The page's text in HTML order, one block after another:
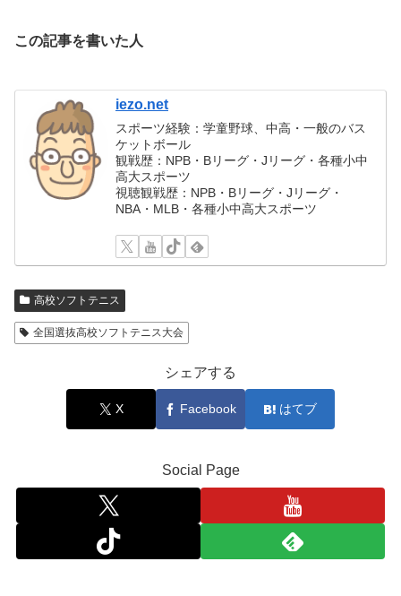
この記事を書いた人
iezo.net
スポーツ経験：学童野球、中高・一般のバス
ケットボール
観戦歴：NPB・Bリーグ・Jリーグ・各種小中
高大スポーツ
視聴観戦歴：NPB・Bリーグ・Jリーグ・
NBA・MLB・各種小中高大スポーツ
高校ソフトテニス
全国選抜高校ソフトテニス大会
シェアする
X Facebook はてブ
Social Page